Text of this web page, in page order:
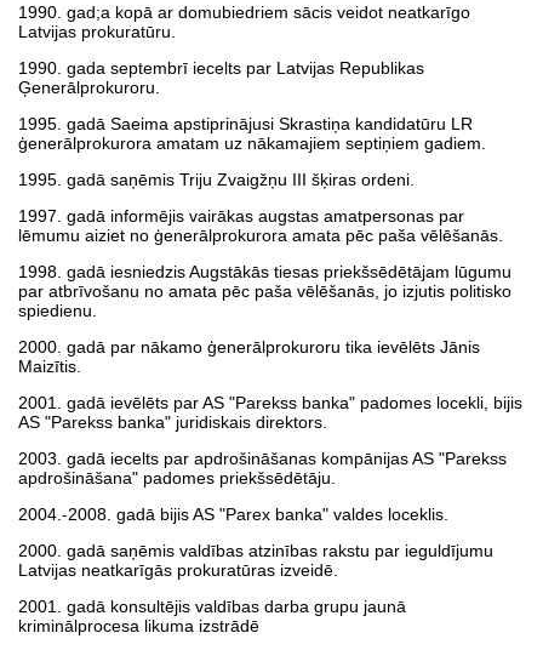
1990. gad;a kopā ar domubiedriem sācis veidot neatkarīgo
Latvijas prokuratūru.
1990. gada septembrī iecelts par Latvijas Republikas
Ģenerālprokuroru.
1995. gadā Saeima apstiprinājusi Skrastiņa kandidatūru LR
ģenerālprokurora amatam uz nākamajiem septiņiem gadiem.
1995. gadā saņēmis Triju Zvaigžņu III šķiras ordeni.
1997. gadā informējis vairākas augstas amatpersonas par
lēmumu aiziet no ģenerālprokurora amata pēc paša vēlēšanās.
1998. gadā iesniedzis Augstākās tiesas priekšsēdētājam lūgumu
par atbrīvošanu no amata pēc paša vēlēšanās, jo izjutis politisko
spiedienu.
2000. gadā par nākamo ģenerālprokuroru tika ievēlēts Jānis
Maizītis.
2001. gadā ievēlēts par AS "Parekss banka" padomes locekli, bijis
AS "Parekss banka" juridiskais direktors.
2003. gadā iecelts par apdrošināšanas kompānijas AS "Parekss
apdrošināšana" padomes priekšsēdētāju.
2004.-2008. gadā bijis AS "Parex banka" valdes loceklis.
2000. gadā saņēmis valdības atzinības rakstu par ieguldījumu
Latvijas neatkarīgās prokuratūras izveidē.
2001. gadā konsultējis valdības darba grupu jaunā
kriminālprocesa likuma izstrādē